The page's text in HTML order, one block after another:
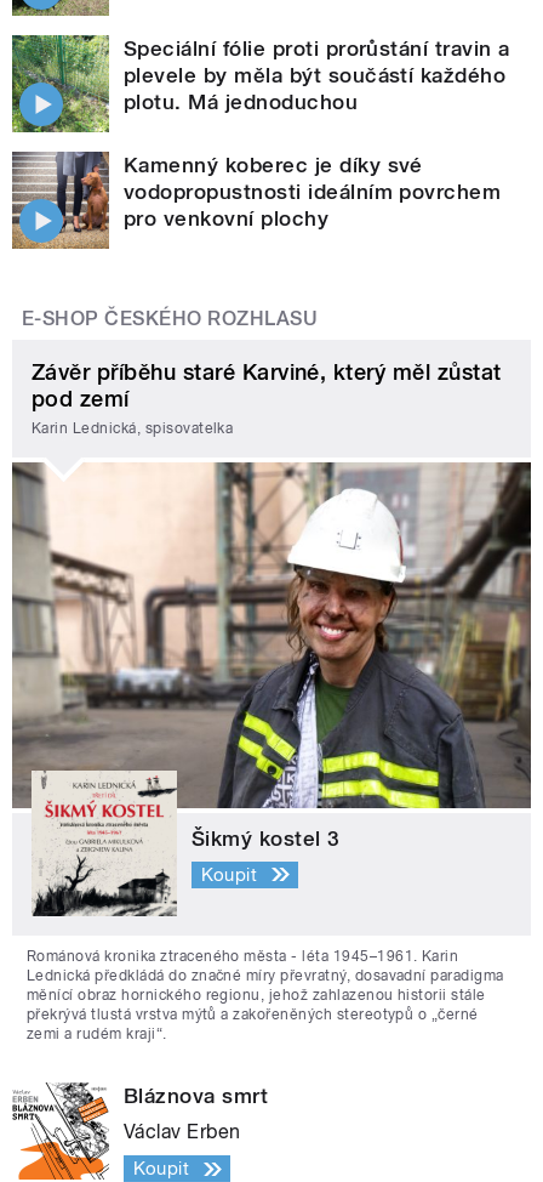
Speciální fólie proti prorůstání travin a
plevele by měla být součástí každého
plotu. Má jednoduchou
Kamenný koberec je díky své
vodopropustnosti ideálním povrchem
pro venkovní plochy
E-SHOP ČESKÉHO ROZHLASU
Závěr příběhu staré Karviné, který měl zůstat
pod zemí
Karin Lednická, spisovatelka
Šikmý kostel 3
Koupit
Románová kronika ztraceného města - léta 1945–1961. Karin
Lednická předkládá do značné míry převratný, dosavadní paradigma
měnící obraz hornického regionu, jehož zahlazenou historii stále
překrývá tlustá vrstva mýtů a zakořeněných stereotypů o „černé
zemi a rudém kraji“.
Bláznova smrt
Václav Erben
Koupit